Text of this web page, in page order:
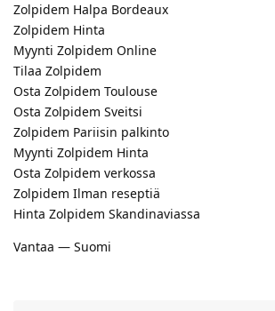
Zolpidem Halpa Bordeaux
Zolpidem Hinta
Myynti Zolpidem Online
Tilaa Zolpidem
Osta Zolpidem Toulouse
Osta Zolpidem Sveitsi
Zolpidem Pariisin palkinto
Myynti Zolpidem Hinta
Osta Zolpidem verkossa
Zolpidem Ilman reseptiä
Hinta Zolpidem Skandinaviassa
Vantaa — Suomi